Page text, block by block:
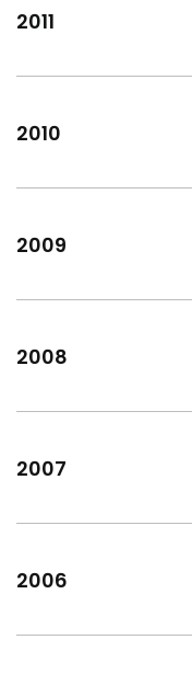
2011
2010
2009
2008
2007
2006